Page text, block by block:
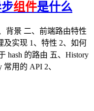
组件是什么
背景 二、前端路由特性
及实现 1、特性 2、如何
hash 的路由 五、History
用的 API 2、